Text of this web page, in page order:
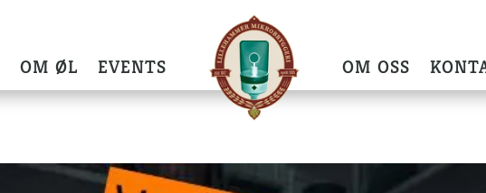
OM ØL EVENTS OM OSS